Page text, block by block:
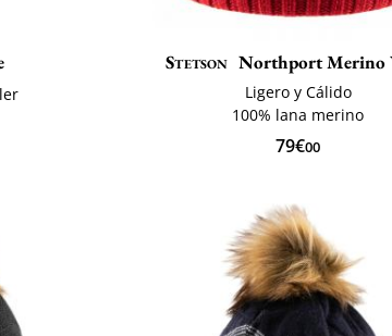
Stetson Northport Merino
Ligero y Cálido
100% lana merino
79€00